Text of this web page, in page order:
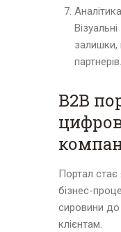
залишки,
партнерів.
B2B
Портал стає
бізнес-
сировини
клієнтам.